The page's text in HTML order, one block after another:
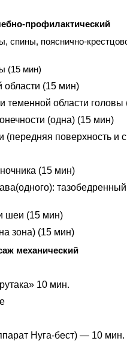
профилактический
спины, пояснично-
(15 мин)
области (15 мин)
теменной области головы
(одна) (15 мин)
(передняя поверхность и
(15 мин)
шеи (15 мин)
зона) (15 мин)
механический
10 мин.
Нуга-бест) — 10 мин.